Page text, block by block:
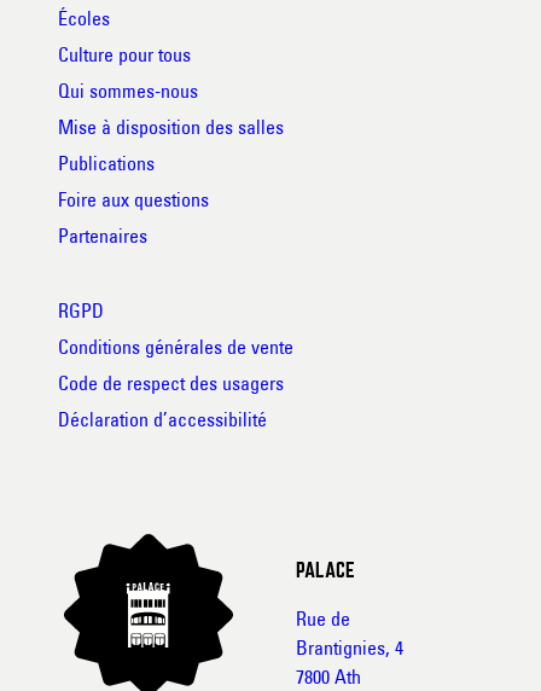
Écoles
Culture pour tous
Qui sommes-nous
Mise à disposition des salles
Publications
Foire aux questions
Partenaires
RGPD
Conditions générales de vente
Code de respect des usagers
Déclaration d’accessibilité
PALACE
Rue de
Brantignies, 4
7800 Ath